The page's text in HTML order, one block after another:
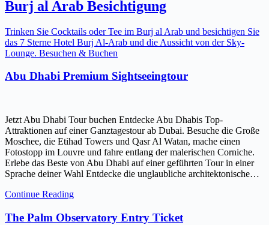
Burj al Arab Besichtigung
Trinken Sie Cocktails oder Tee im Burj al Arab und besichtigen Sie
das 7 Sterne Hotel Burj Al-Arab und die Aussicht von der Sky-
Lounge. Besuchen & Buchen
Abu Dhabi Premium Sightseeingtour
Jetzt Abu Dhabi Tour buchen Entdecke Abu Dhabis Top-
Attraktionen auf einer Ganztagestour ab Dubai. Besuche die Große
Moschee, die Etihad Towers und Qasr Al Watan, mache einen
Fotostopp im Louvre und fahre entlang der malerischen Corniche.
Erlebe das Beste von Abu Dhabi auf einer geführten Tour in einer
Sprache deiner Wahl Entdecke die unglaubliche architektonische…
Continue Reading
The Palm Observatory Entry Ticket